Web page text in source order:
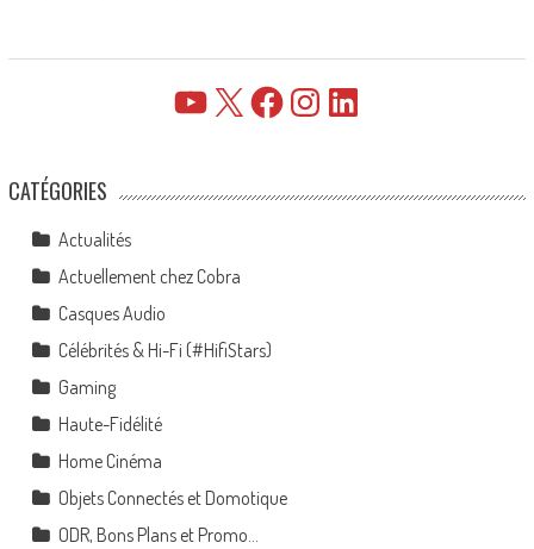
YouTube FacebookInstagramLinkedIn
CATÉGORIES
Actualités
Actuellement chez Cobra
Casques Audio
Célébrités & Hi-Fi (#HifiStars)
Gaming
Haute-Fidélité
Home Cinéma
Objets Connectés et Domotique
ODR, Bons Plans et Promo…